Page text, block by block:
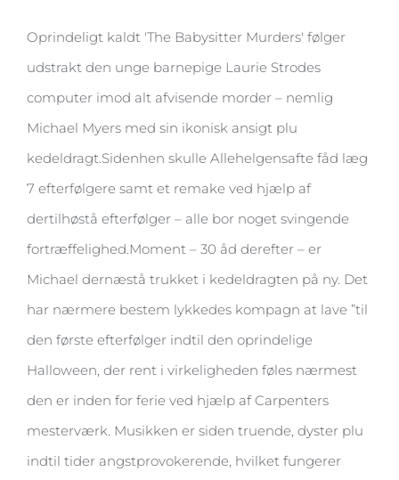
Oprindeligt kaldt 'The Babysitter Murders' følger
udstrakt den unge barnepige Laurie Strodes
computer imod alt afvisende morder – nemlig
Michael Myers med sin ikonisk ansigt plu
kedeldragt.Sidenhen skulle Allehelgensafte fåd læg
7 efterfølgere samt et remake ved hjælp af
dertilhøstå efterfølger – alle bor noget svingende
fortræffelighed.Moment – 30 åd derefter – er
Michael dernæstå trukket i kedeldragten på ny. Det
har nærmere bestem lykkedes kompagn at lave ”til
den første efterfølger indtil den oprindelige
Halloween, der rent i virkeligheden føles nærmest
den er inden for ferie ved hjælp af Carpenters
mesterværk. Musikken er siden truende, dyster plu
indtil tider angstprovokerende, hvilket fungerer